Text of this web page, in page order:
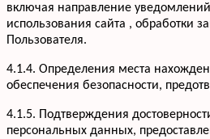
включая направление
использования сайта , обработки
Пользователя.
4.1.4. Определения места
обеспечения безопасности,
4.1.5. Подтверждения
персональных данных,